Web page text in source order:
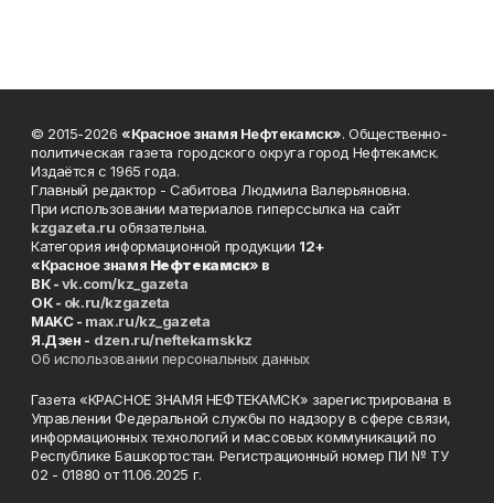
© 2015-2026 «Красное знамя Нефтекамск». Общественно-
политическая газета городского округа город Нефтекамск.
Издаётся с 1965 года.
Главный редактор - Сабитова Людмила Валерьяновна.
При использовании материалов гиперссылка на сайт
kzgazeta.ru обязательна.
Категория информационной продукции 12+
«Красное знамя Нефтекамск» в
ВК -vk.com/kz_gazeta
ОК - ok.ru/kzgazeta
MAKC - max.ru/kz_gazeta
Я.Дзен - dzen.ru/neftekamskkz
Об использовании персональных данных
Газета «КРАСНОЕ ЗНАМЯ НЕФТЕКАМСК» зарегистрирована в
Управлении Федеральной службы по надзору в сфере связи,
информационных технологий и массовых коммуникаций по
Республике Башкортостан. Регистрационный номер ПИ № ТУ
02 - 01880 от 11.06.2025 г.